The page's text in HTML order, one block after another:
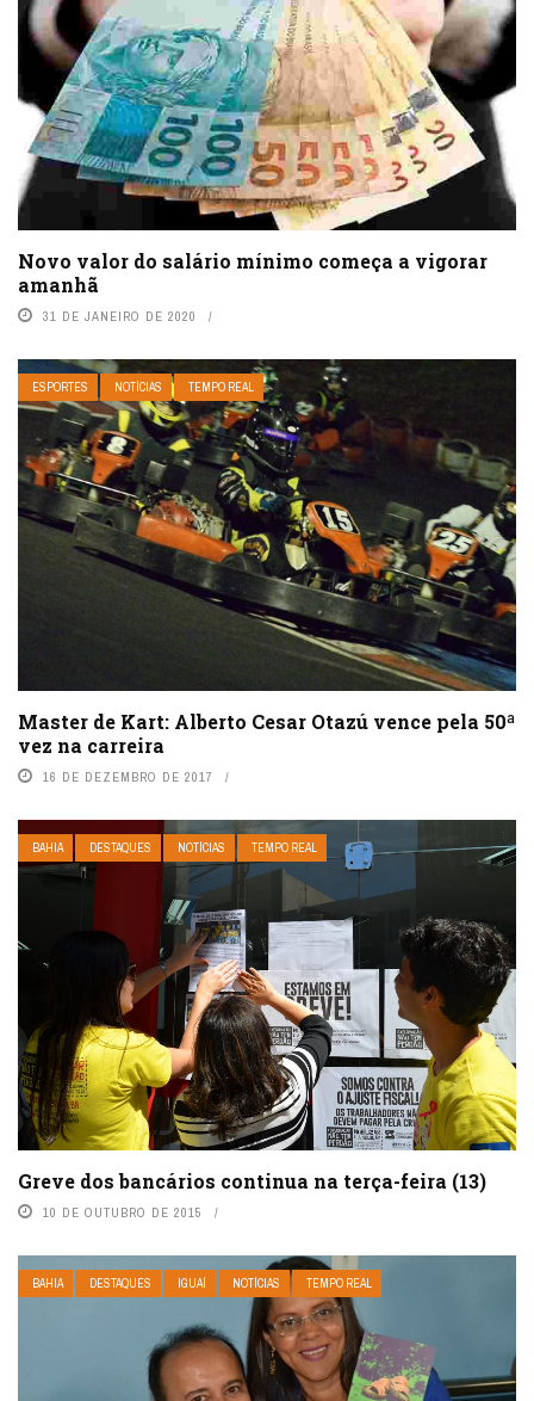
Novo valor do salário mínimo começa a vigorar
amanhã
31 DE JANEIRO DE 2020
ESPORTES NOTÍCIAS TEMPO REAL
Master de Kart: Alberto Cesar Otazú vence pela 50ª
vez na carreira
16 DE DEZEMBRO DE 2017
BAHIA DESTAQUES NOTÍCIAS TEMPO REAL
Greve dos bancários continua na terça-feira (13)
10 DE OUTUBRO DE 2015
BAHIA DESTAQUES IGUAÍ NOTÍCIAS TEMPO REAL